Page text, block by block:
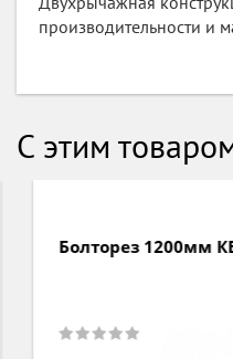
производительности и
С этим
Болторез 1200мм